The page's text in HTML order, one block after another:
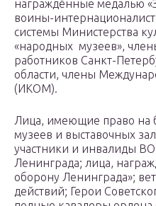
награждённые медалью
воины-
системы Министерства
«народных музеев»,
работников Санкт-
области, члены
(ИКОМ).
Лица, имеющие право на
музеев и выставочных
участники и инвалиды
Ленинграда; лица,
оборону Ленинграда»;
действий; Герои